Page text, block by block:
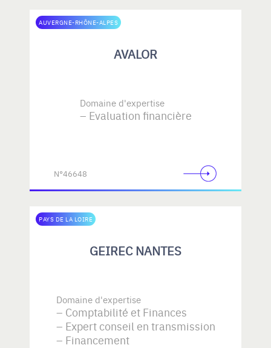
AUVERGNE-RHÔNE-ALPES
AVALOR
Domaine d'expertise
Evaluation financière
N°46648
PAYS DE LA LOIRE
GEIREC NANTES
Domaine d'expertise
Comptabilité et Finances
Expert conseil en transmission
Financement